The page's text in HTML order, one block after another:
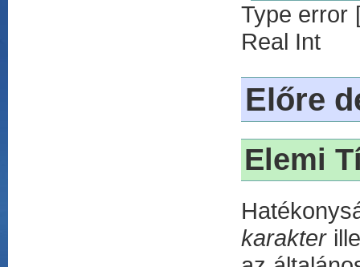
Type error
Real Int
Előre
Elemi
karakter